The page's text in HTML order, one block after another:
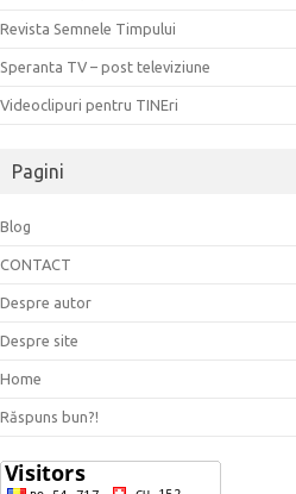
Revista Semnele Timpului
Speranta TV – post televiziune
Videoclipuri pentru TINEri
Pagini
Blog
CONTACT
Despre autor
Despre site
Home
Răspuns bun?!